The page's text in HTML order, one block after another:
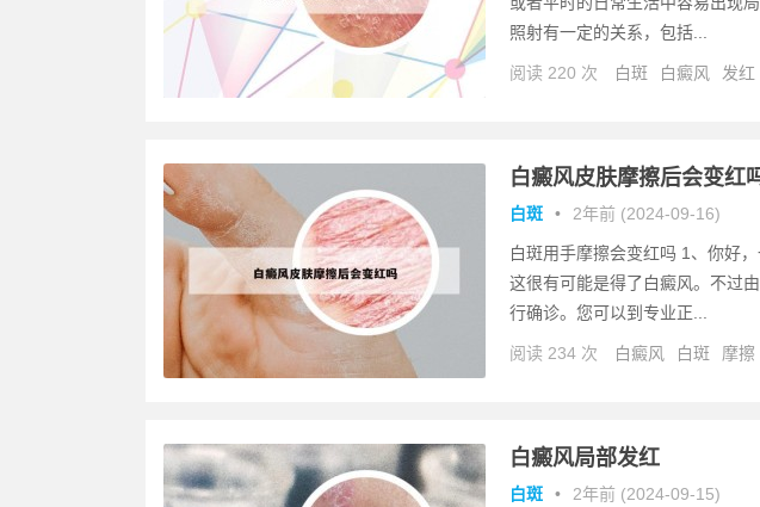
照射有一定的关系，包括...
阅读 220 次 白斑 白癜风 发红
白癜风皮肤摩擦后会变红
白斑 • 2年前 (2024-09-16)
白斑用手摩擦会变红吗 1、你好
这很有可能是得了白癜风。不过
行确诊。您可以到专业正...
阅读 234 次 白癜风 白斑 摩擦
白癜风局部发红
白斑 • 2年前 (2024-09-15)